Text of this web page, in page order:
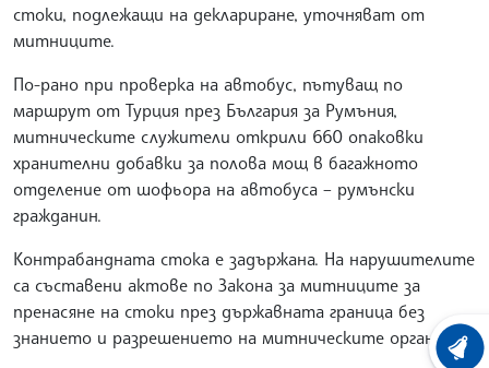
стоки, подлежащи на деклариране, уточняват от
митниците.
По-рано при проверка на автобус, пътуващ по
маршрут от Турция през България за Румъния,
митническите служители открили 660 опаковки
хранителни добавки за полова мощ в багажното
отделение от шофьора на автобуса – румънски
гражданин.
Контрабандната стока е задържана. На нарушителите
са съставени актове по Закона за митниците за
пренасяне на стоки през държавната граница без
знанието и разрешението на митническите органи.